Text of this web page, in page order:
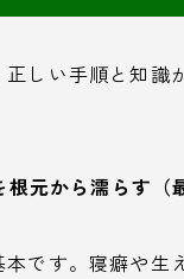
しい手順と知識
元から濡らす（
です。寝癖や生